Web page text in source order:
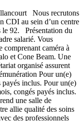
Nous recrutons
CDI au sein d’un centre
le 92. Présentation du
salarié. Vous
comprenant caméra à
et Cone Beam. Une
organisé assurent
Pour un(e)
inclus. Pour un(e)
congés payés inclus.
une salle de
allie qualité des soins
des professionnels